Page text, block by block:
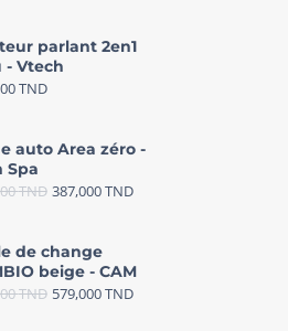
parlant 2en1
- Vtech
TND
auto Area zéro -
Spa
TND 387,000TND
de change
beige - CAM
TND 579,000TND